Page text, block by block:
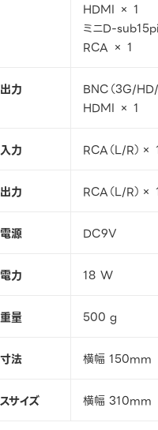
HDMI × 1
ミニD-
RCA × 1
力
BNC（3G/
HDMI × 1
力 RCA（L/R）
力 RCA（L/R）
源 DC9V
力 18 W
量 500 g
法 横幅
サイズ 横幅